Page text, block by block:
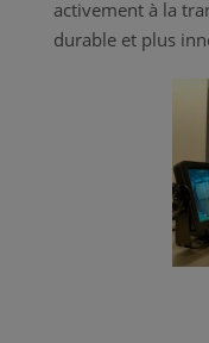
activement à la
durable et plus